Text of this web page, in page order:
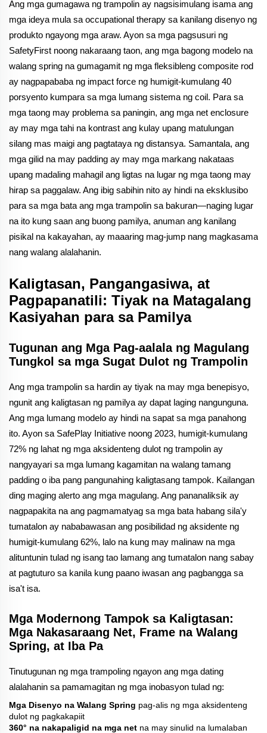
Ang mga gumagawa ng trampolin ay nagsisimulang isama ang
mga ideya mula sa occupational therapy sa kanilang disenyo ng
produkto ngayong mga araw. Ayon sa mga pagsusuri ng
SafetyFirst noong nakaraang taon, ang mga bagong modelo na
walang spring na gumagamit ng mga fleksibleng composite rod
ay nagpapababa ng impact force ng humigit-kumulang 40
porsyento kumpara sa mga lumang sistema ng coil. Para sa
mga taong may problema sa paningin, ang mga net enclosure
ay may mga tahi na kontrast ang kulay upang matulungan
silang mas maigi ang pagtataya ng distansya. Samantala, ang
mga gilid na may padding ay may mga markang nakataas
upang madaling mahagil ang ligtas na lugar ng mga taong may
hirap sa paggalaw. Ang ibig sabihin nito ay hindi na eksklusibo
para sa mga bata ang mga trampolin sa bakuran—naging lugar
na ito kung saan ang buong pamilya, anuman ang kanilang
pisikal na kakayahan, ay maaaring mag-jump nang magkasama
nang walang alalahanin.
Kaligtasan, Pangangasiwa, at
Pagpapanatili: Tiyak na Matagalang
Kasiyahan para sa Pamilya
Tugunan ang Mga Pag-aalala ng Magulang
Tungkol sa mga Sugat Dulot ng Trampolin
Ang mga trampolin sa hardin ay tiyak na may mga benepisyo,
ngunit ang kaligtasan ng pamilya ay dapat laging nangunguna.
Ang mga lumang modelo ay hindi na sapat sa mga panahong
ito. Ayon sa SafePlay Initiative noong 2023, humigit-kumulang
72% ng lahat ng mga aksidenteng dulot ng trampolin ay
nangyayari sa mga lumang kagamitan na walang tamang
padding o iba pang pangunahing kaligtasang tampok. Kailangan
ding maging alerto ang mga magulang. Ang pananaliksik ay
nagpapakita na ang pagmamatyag sa mga bata habang sila'y
tumatalon ay nababawasan ang posibilidad ng aksidente ng
humigit-kumulang 62%, lalo na kung may malinaw na mga
alituntunin tulad ng isang tao lamang ang tumatalon nang sabay
at pagtuturo sa kanila kung paano iwasan ang pagbangga sa
isa't isa.
Mga Modernong Tampok sa Kaligtasan:
Mga Nakasaraang Net, Frame na Walang
Spring, at Iba Pa
Tinutugunan ng mga trampoling ngayon ang mga dating
alalahanin sa pamamagitan ng mga inobasyon tulad ng:
Mga Disenyo na Walang Spring pag-alis ng mga aksidenteng
dulot ng pagkakapiit
360° na nakapaligid na mga net na may sinulid na lumalaban